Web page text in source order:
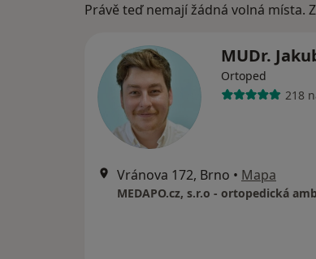
Právě teď nemají žádná volná místa.
MUDr.
Ortoped
218
Vránova 172, Brno • Mapa